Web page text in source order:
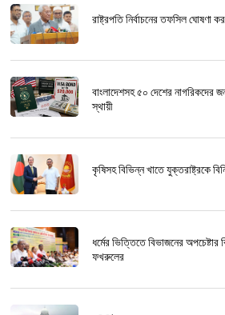
রাষ্ট্রপতি নির্বাচনের তফসিল ঘোষণা
বাংলাদেশসহ ৫০ দেশের নাগরিকদের
স্থায়ী
কৃষিসহ বিভিন্ন খাতে যুক্তরাষ্ট্রকে
ধর্মের ভিত্তিতে বিভাজনের
ফখরুলের